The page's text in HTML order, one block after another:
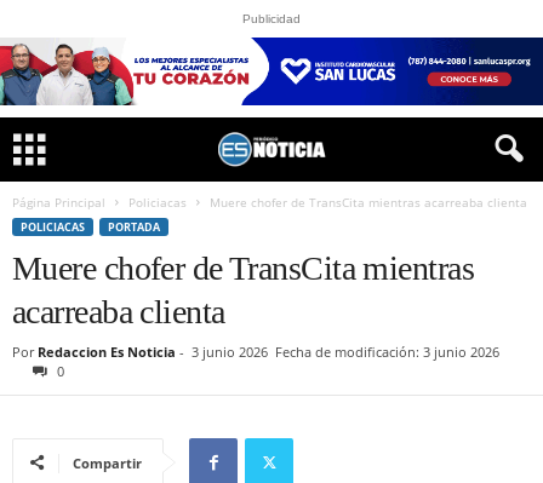
Publicidad
Página Principal Policiacas Muere chofer de TransCita mientras acarreaba clienta
POLICIACAS PORTADA
Muere chofer de TransCita mientras
acarreaba clienta
Por Redaccion Es Noticia - 3 junio 2026 Fecha de modificación: 3 junio 2026
0
Compartir